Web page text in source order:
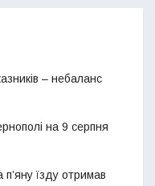
– небаланс
на 9 серпня
їзду отримав